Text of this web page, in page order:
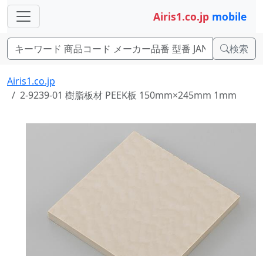
Airis1.co.jp mobile
検索
Airis1.co.jp
2-9239-01 樹脂板材 PEEK板 150mm×245mm 1mm